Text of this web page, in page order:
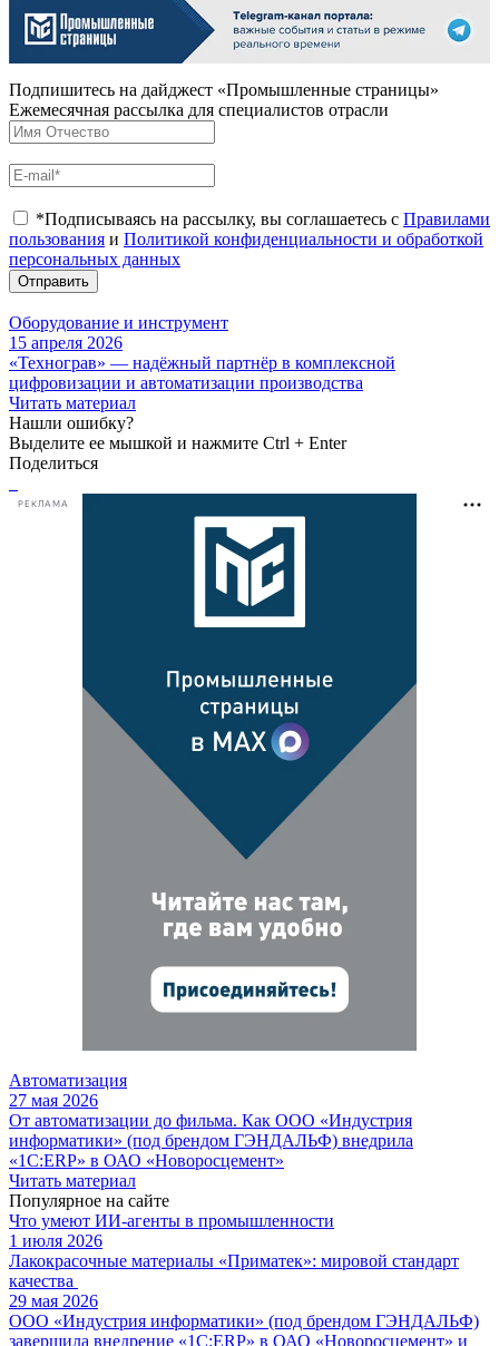
Подпишитесь на дайджест «Промышленные страницы»
Ежемесячная рассылка для специалистов отрасли
*Подписываясь на рассылку, вы соглашаетесь с Правилами
пользования и Политикой конфиденциальности и обработкой
персональных данных
Отправить
Оборудование и инструмент
15 апреля 2026
«Технограв» — надёжный партнёр в комплексной
цифровизации и автоматизации производства
Читать материал
Нашли ошибку?
Выделите ее мышкой и нажмите Ctrl + Enter
Поделиться
РЕКЛАМА
Автоматизация
27 мая 2026
От автоматизации до фильма. Как ООО «Индустрия
информатики» (под брендом ГЭНДАЛЬФ) внедрила
«1С:ERP» в ОАО «Новоросцемент»
Читать материал
Популярное на сайте
Что умеют ИИ-агенты в промышленности
1 июля 2026
Лакокрасочные материалы «Приматек»: мировой стандарт
качества
29 мая 2026
ООО «Индустрия информатики» (под брендом ГЭНДАЛЬФ)
завершила внедрение «1С:ERP» в ОАО «Новоросцемент» и